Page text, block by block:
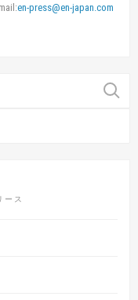
ース
en-press@en-japan.com